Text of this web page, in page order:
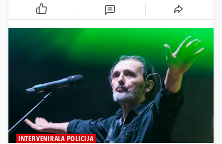
INTERVENIRALA POLICIJA